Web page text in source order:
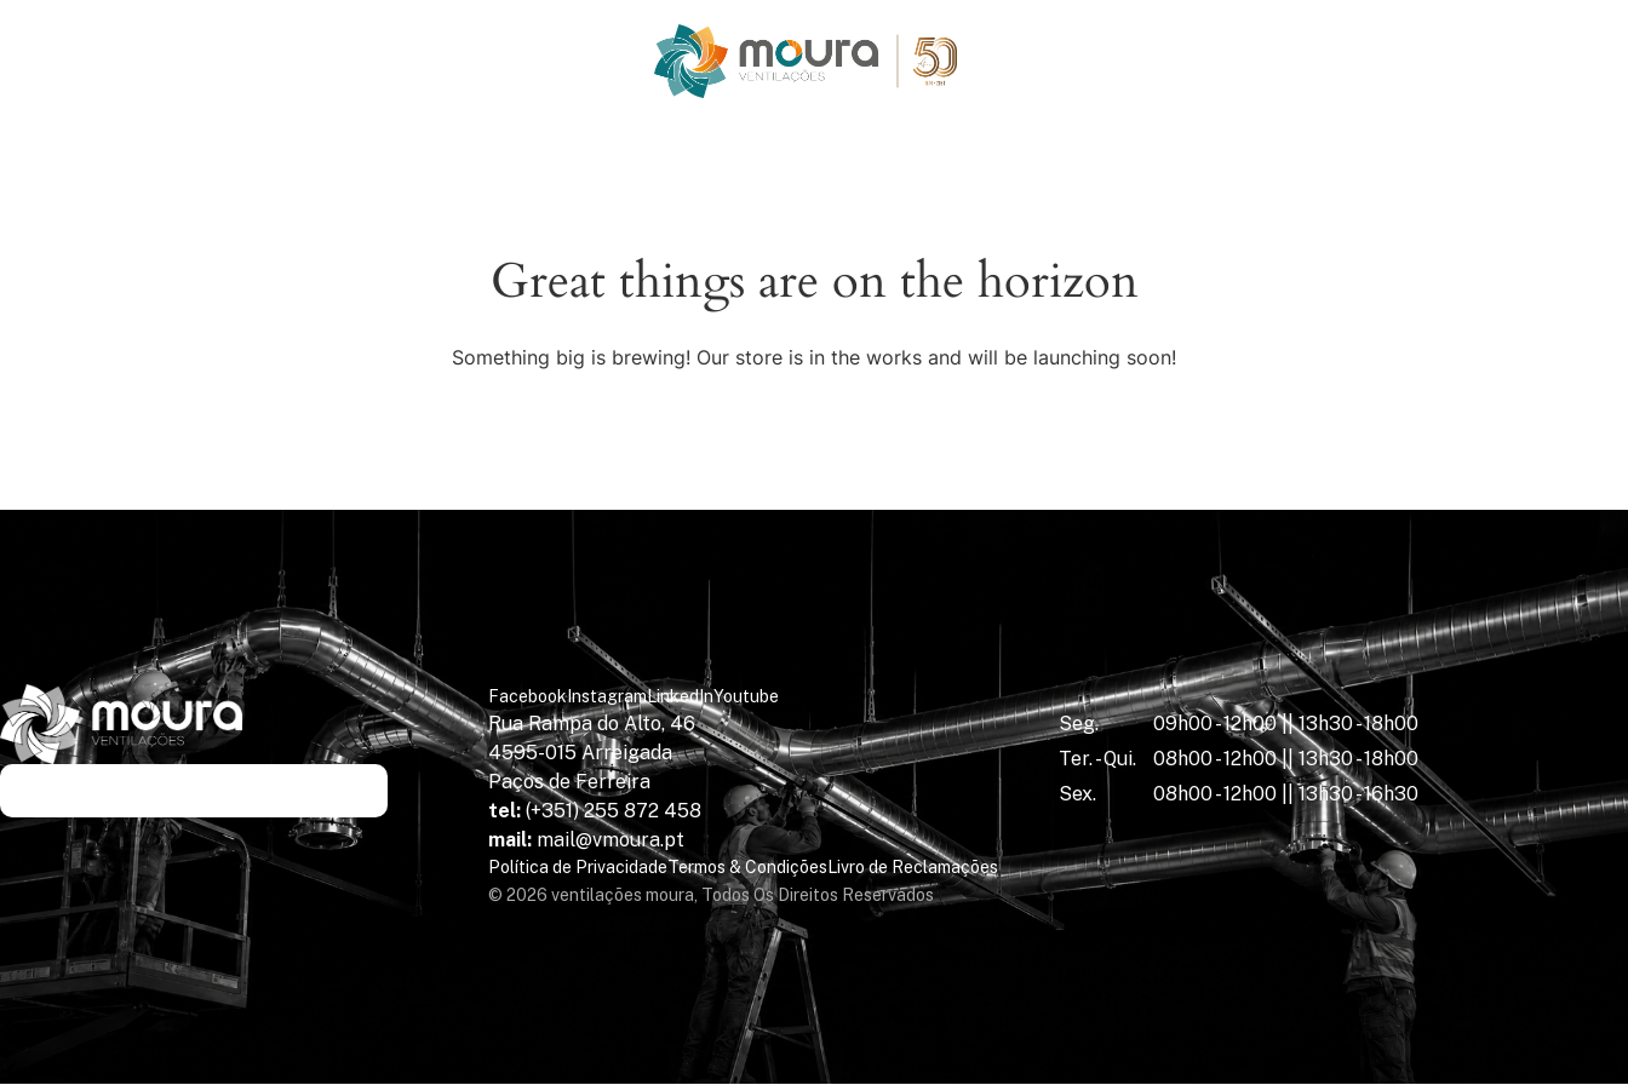
Great things are on the horizon
Something big is brewing! Our store is in the works and will be launching soon!
FacebookInstagramLinkedInYoutube
Rua Rampa do Alto, 46
4595-015 Arreigada
Paços de Ferreira
tel: (+351) 255 872 458
mail: mail@vmoura.pt
Seg.
Ter. - Qui.
Sex.
09h00 - 12h00 || 13h30 - 18h00
08h00 - 12h00 || 13h30 - 18h00
08h00 - 12h00 || 13h30 - 16h30
Política de PrivacidadeTermos & Condições Livro de Reclamações
© 2026 ventilações moura, Todos Os Direitos Reservados